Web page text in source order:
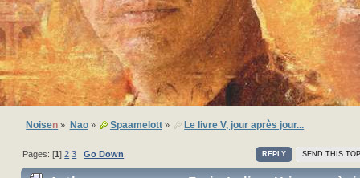
Noisen » Nao» Spaamelott» Le livre V, jour après jour...
REPLY SEND THIS
Pages: [1]2 3 Go Down